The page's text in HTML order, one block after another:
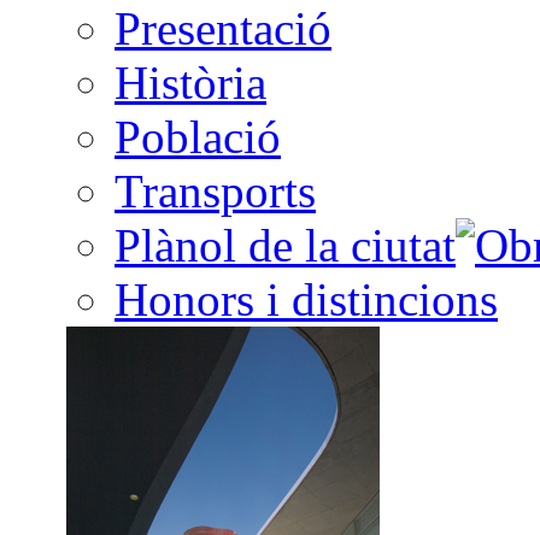
Presentació
Història
Població
Transports
Plànol de la ciutat
Honors i distincions